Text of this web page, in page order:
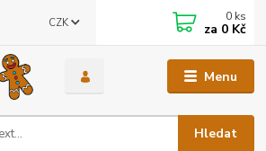
Menu
CZK
Hledat
0 ks
za 0 Kč